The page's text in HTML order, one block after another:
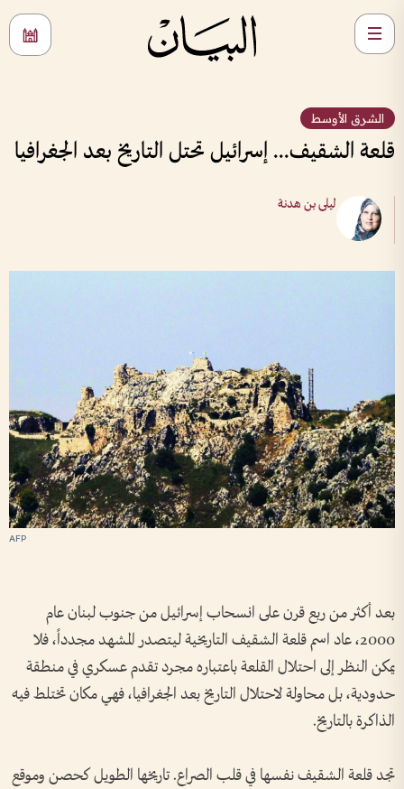
الشرق الأوسط
قلعة الشقيف... إسرائيل تحتل التاريخ بعد الجغرافيا
ليلى بن هدنة
AFP
بعد أكثر من ربع قرن على انسحاب إسرائيل من جنوب لبنان عام
2000، عاد اسم قلعة الشقيف التاريخية ليتصدر المشهد مجدداً، فلا
يمكن النظر إلى احتلال القلعة باعتباره مجرد تقدم عسكري في منطقة
حدودية، بل محاولة لاحتلال التاريخ بعد الجغرافيا، فهي مكان تختلط فيه
الذاكرة بالتاريخ.
تجد قلعة الشقيف نفسها في قلب الصراع. تاريخها الطويل كحصن وموقع